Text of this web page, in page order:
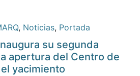
, Noticias, Portada
su segunda
apertura del Centro de
yacimiento